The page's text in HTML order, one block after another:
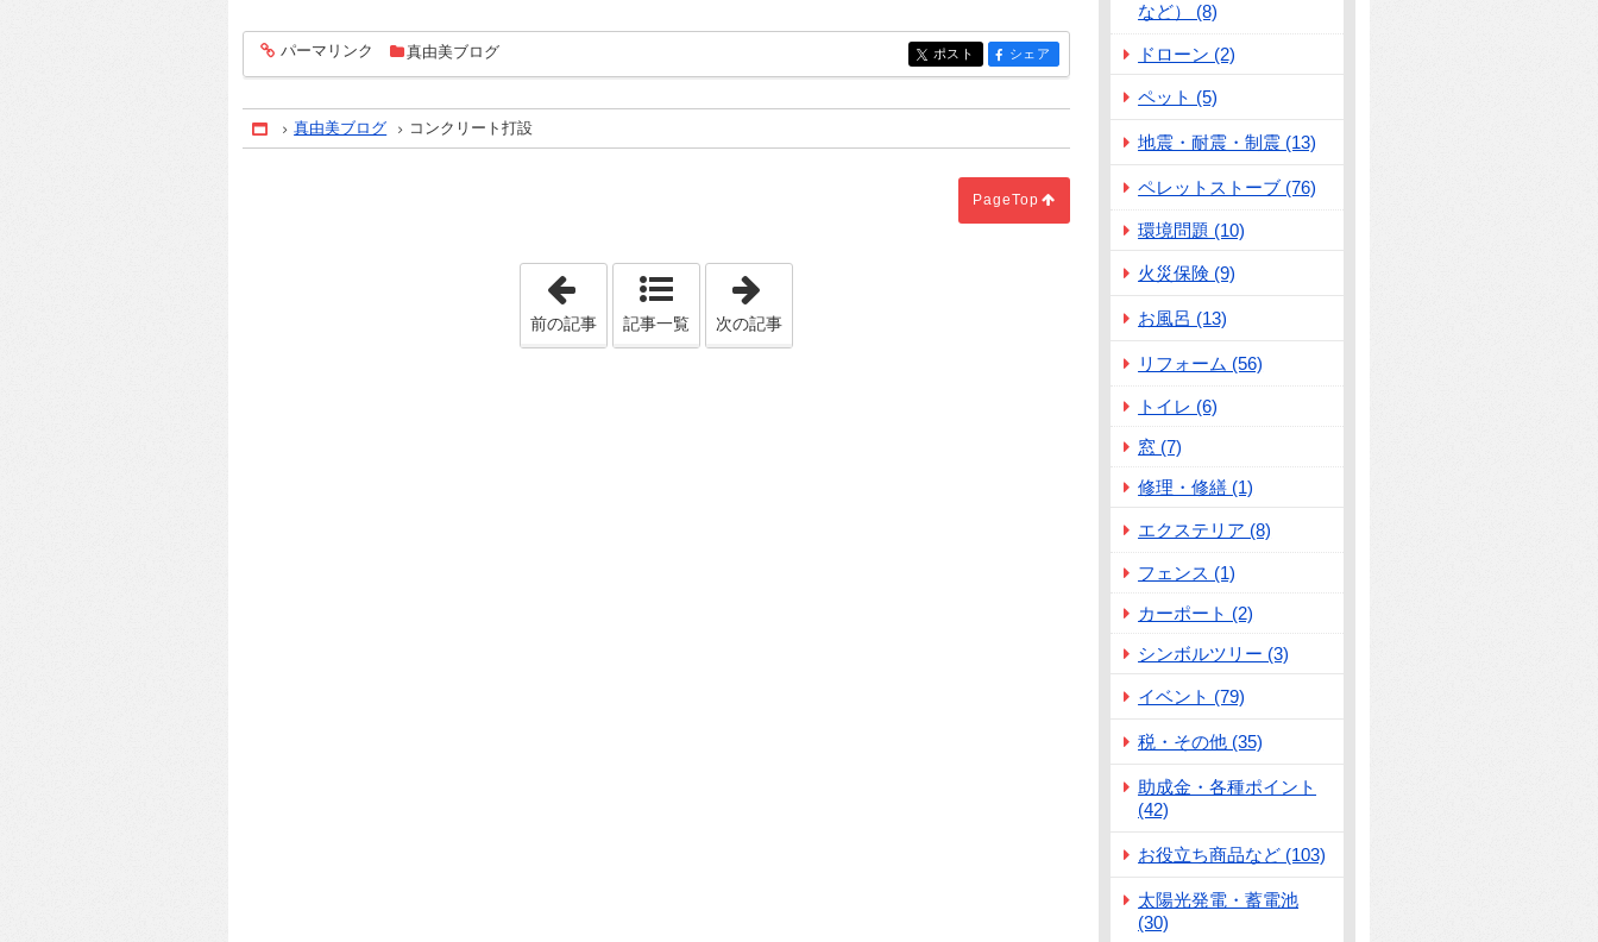
entry784
パーマリンク 真由美ブログ entry784
ポスト entry784
シェア
Home
真由美ブログ コンクリート打設
PageTop
「スペーサーブロック」
前の記事 記事一覧 次の記事
など） (8)
ドローン (2)
ペット (5)
地震・耐震・制震 (13)
ペレットストーブ (76)
環境問題 (10)
火災保険 (9)
お風呂 (13)
リフォーム (56)
トイレ (6)
窓 (7)
修理・修繕 (1)
エクステリア (8)
フェンス (1)
カーポート (2)
シンボルツリー (3)
イベント (79)
税・その他 (35)
助成金・各種ポイント
(42)
お役立ち商品など (103)
太陽光発電・蓄電池
(30)